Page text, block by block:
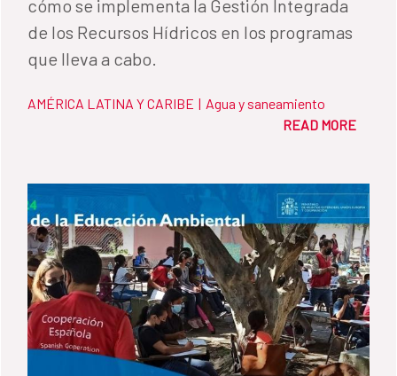
cómo se implementa la Gestión Integrada
de los Recursos Hídricos en los programas
AMÉRICA LATINA Y CARIBE | Agua y saneamiento
READ MORE